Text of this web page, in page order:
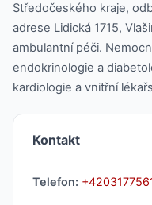
Středočeského kraje,
adrese Lidická 1715,
ambulantní péči.
endokrinologie a
kardiologie a vnitřní
Kontakt
Telefon: